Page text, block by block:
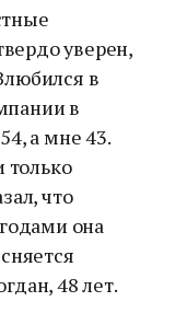
уверен,
в
в
а мне 43.
что
она
48 лет.